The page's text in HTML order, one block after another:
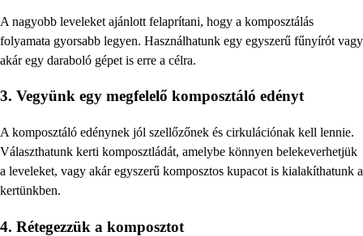
A nagyobb leveleket ajánlott felaprítani, hogy a komposztálás
folyamata gyorsabb legyen. Használhatunk egy egyszerű fűnyírót vagy
akár egy daraboló gépet is erre a célra.
3. Vegyünk egy megfelelő komposztáló edényt
A komposztáló edénynek jól szellőzőnek és cirkulációnak kell lennie.
Választhatunk kerti komposztládát, amelybe könnyen belekeverhetjük
a leveleket, vagy akár egyszerű komposztos kupacot is kialakíthatunk a
kertünkben.
4. Rétegezzük a komposztot